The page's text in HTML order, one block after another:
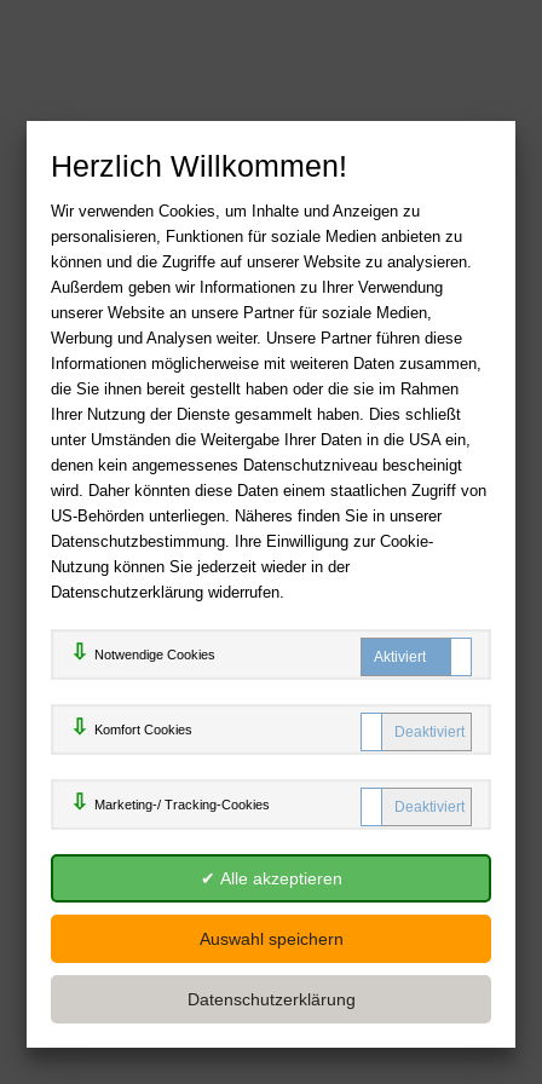
Herzlich Willkommen!
Wir verwenden Cookies, um Inhalte und Anzeigen zu
personalisieren, Funktionen für soziale Medien anbieten zu
können und die Zugriffe auf unserer Website zu analysieren.
Außerdem geben wir Informationen zu Ihrer Verwendung
unserer Website an unsere Partner für soziale Medien,
Werbung und Analysen weiter. Unsere Partner führen diese
Informationen möglicherweise mit weiteren Daten zusammen,
die Sie ihnen bereit gestellt haben oder die sie im Rahmen
Ihrer Nutzung der Dienste gesammelt haben. Dies schließt
unter Umständen die Weitergabe Ihrer Daten in die USA ein,
denen kein angemessenes Datenschutzniveau bescheinigt
wird. Daher könnten diese Daten einem staatlichen Zugriff von
US-Behörden unterliegen. Näheres finden Sie in unserer
Datenschutzbestimmung. Ihre Einwilligung zur Cookie-
Nutzung können Sie jederzeit wieder in der
Datenschutzerklärung widerrufen.
Notwendige Cookies
Komfort Cookies
Marketing-/ Tracking-Cookies